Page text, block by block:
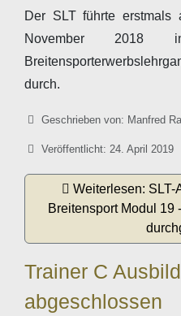
Der SLT führte erstmals
November 2018
durch.
DetailsGeschrieben von: Manfred
Veröffentlicht: 24. April 2019
Weiterlesen: SLT-
Breitensport Modul 19
Trainer C
abgeschlossen